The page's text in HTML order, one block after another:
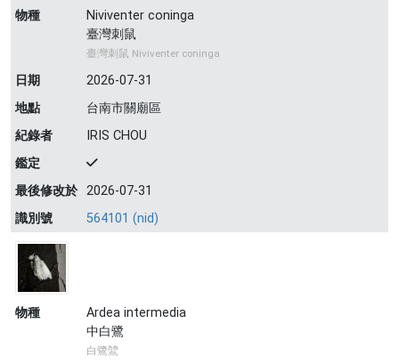
物種
Niviventer coninga
臺灣刺鼠
臺灣刺鼠 Niviventer coninga
日期
2026-07-31
地點
台南市關廟區
紀錄者
IRIS CHOU
鑑定
最後修改於 2026-07-31
識別號
564101 (nid)
物種
Ardea intermedia
中白鷺
白鷺鷥